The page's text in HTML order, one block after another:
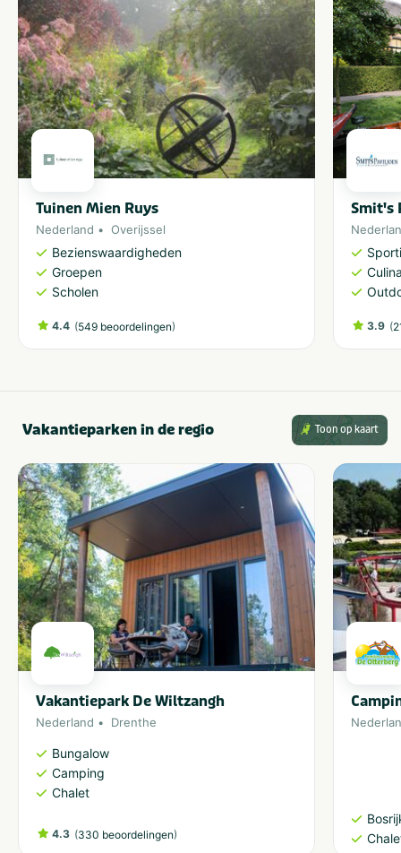
Tuinen Mien Ruys
Nederland Overijssel
Bezienswaardigheden
Groepen
Scholen
4.4 (549 beoordelingen)
Smit's
3.9 (
Vakantieparken in de regio Toon op kaart
Vakantiepark De Wiltzangh
Nederland Drenthe
Bungalow
Camping
Chalet
4.3 (330 beoordelingen)